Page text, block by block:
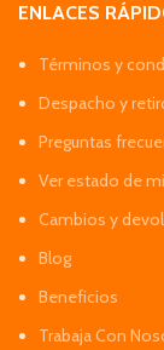
ENLACES
Términos y
Despacho y
Preguntas
Ver estado de
Cambios y
Blog
Beneficios
Trabaja Con